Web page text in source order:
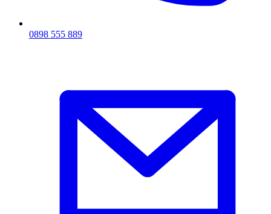
0898 555 889